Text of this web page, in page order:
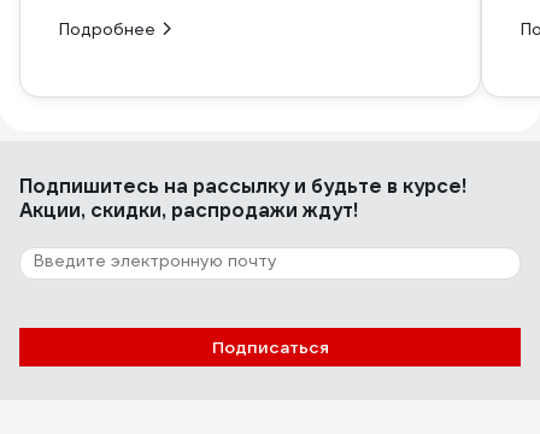
Подробнее
Подпишитесь на рассылкуи будьте в курсе!
Акции, скидки, распродажи ждут!
Подписаться